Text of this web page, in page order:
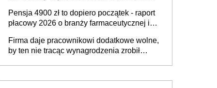
ubezpieczeniom społecznym
Pensja 4900 zł to dopiero początek - raport
płacowy 2026 o branży farmaceutycznej i
Firma daje pracownikowi dodatkowe wolne,
by ten nie tracąc wynagrodzenia zrobił